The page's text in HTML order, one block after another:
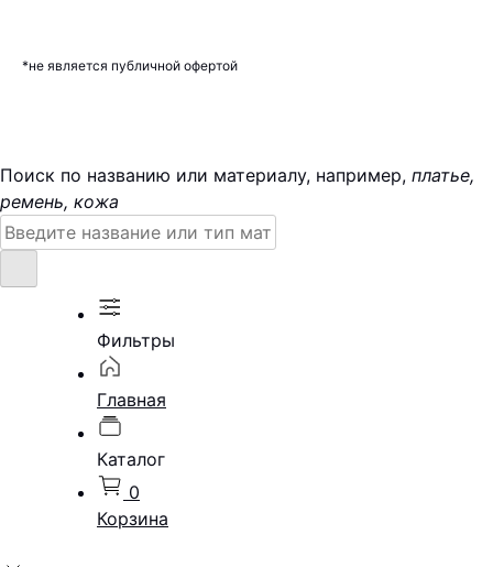
*не является публичной офертой
Поиск по названию или материалу, например, платье,
ремень, кожа
Поиск:
Фильтры
Главная
Каталог
0
Корзина